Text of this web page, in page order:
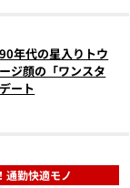
年代の星入りトウ
ジ顔の「ワンスタ
ート
通勤快適モノ